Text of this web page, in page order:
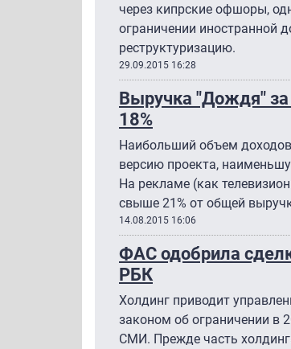
через кипрские офшоры,
ограничении иностранной
реструктуризацию.
29.09.2015 16:28
Выручка "Дождя" за
18%
Наибольший объем
версию проекта,
На рекламе (как
свыше 21% от общей
14.08.2015 16:06
ФАС одобрила
РБК
Холдинг приводит
законом об ограничении в
СМИ. Прежде часть